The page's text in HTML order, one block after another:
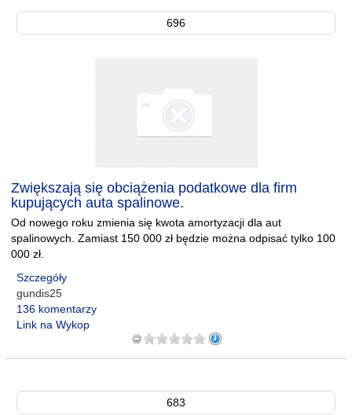
696
Zwiększają się obciążenia podatkowe dla firm
kupujących auta spalinowe.
Od nowego roku zmienia się kwota amortyzacji dla aut
spalinowych. Zamiast 150 000 zł będzie można odpisać tylko 100
000 zł.
Szczegóły
gundis25
136 komentarzy
Link na Wykop
683